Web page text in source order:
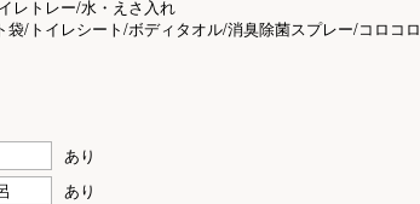
トレー/水・えさ入れ
イレシート/ボディタオル/消臭除菌スプレー/コロコロ
あり
あり